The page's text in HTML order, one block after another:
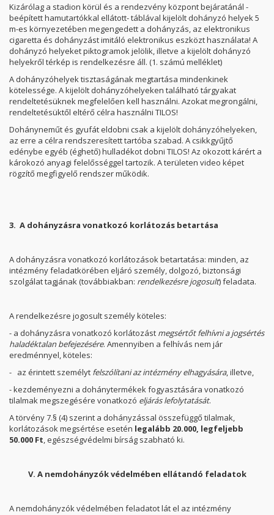
Kizárólag a stadion körül és a rendezvény központ bejáratánál -
beépített hamutartókkal ellátott- táblával kijelölt dohányzó helyek 5
m-es környezetében megengedett a dohányzás, az elektronikus
cigaretta és dohányzást imitáló elektronikus eszközt használata! A
dohányzó helyeket piktogramok jelölik, illetve a kijelölt dohányzó
helyekről térkép is rendelkezésre áll. (1. számú melléklet)
A dohányzóhelyek tisztaságának megtartása mindenkinek
kötelessége. A kijelölt dohányzóhelyeken található tárgyakat
rendeltetésüknek megfelelően kell használni. Azokat megrongálni,
rendeltetésüktől eltérő célra használni TILOS!
Dohányneműt és gyufát eldobni csak a kijelölt dohányzóhelyeken,
az erre a célra rendszeresített tartóba szabad. A csikkgyűjtő
edénybe egyéb (éghető) hulladékot dobni TILOS! Az okozott kárért a
károkozó anyagi felelősséggel tartozik. A területen video képet
rögzítő megfigyelő rendszer működik.
3. A dohányzásra vonatkozó korlátozás betartása
A dohányzásra vonatkozó korlátozások betartatása: minden, az
intézmény feladatkörében eljáró személy, dolgozó, biztonsági
szolgálat tagjának (továbbiakban: rendelkezésre jogosult) feladata.
A rendelkezésre jogosult személy köteles:
- a dohányzásra vonatkozó korlátozást megsértőt felhívni a jogsértés
haladéktalan befejezésére. Amennyiben a felhívás nem jár
eredménnyel, köteles:
- az érintett személyt felszólítani az intézmény elhagyására, illetve,
- kezdeményezni a dohánytermékek fogyasztására vonatkozó
tilalmak megszegésére vonatkozó eljárás lefolytatását.
A törvény 7.§ (4) szerint a dohányzással összefüggő tilalmak,
korlátozások megsértése esetén legalább 20.000, legfeljebb
50.000 Ft, egészségvédelmi bírság szabható ki.
V. A nemdohányzók védelmében ellátandó feladatok
A nemdohányzók védelmében feladatot lát el az intézmény